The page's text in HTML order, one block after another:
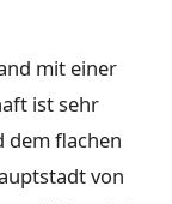
mit einer
ist sehr
dem flachen
von